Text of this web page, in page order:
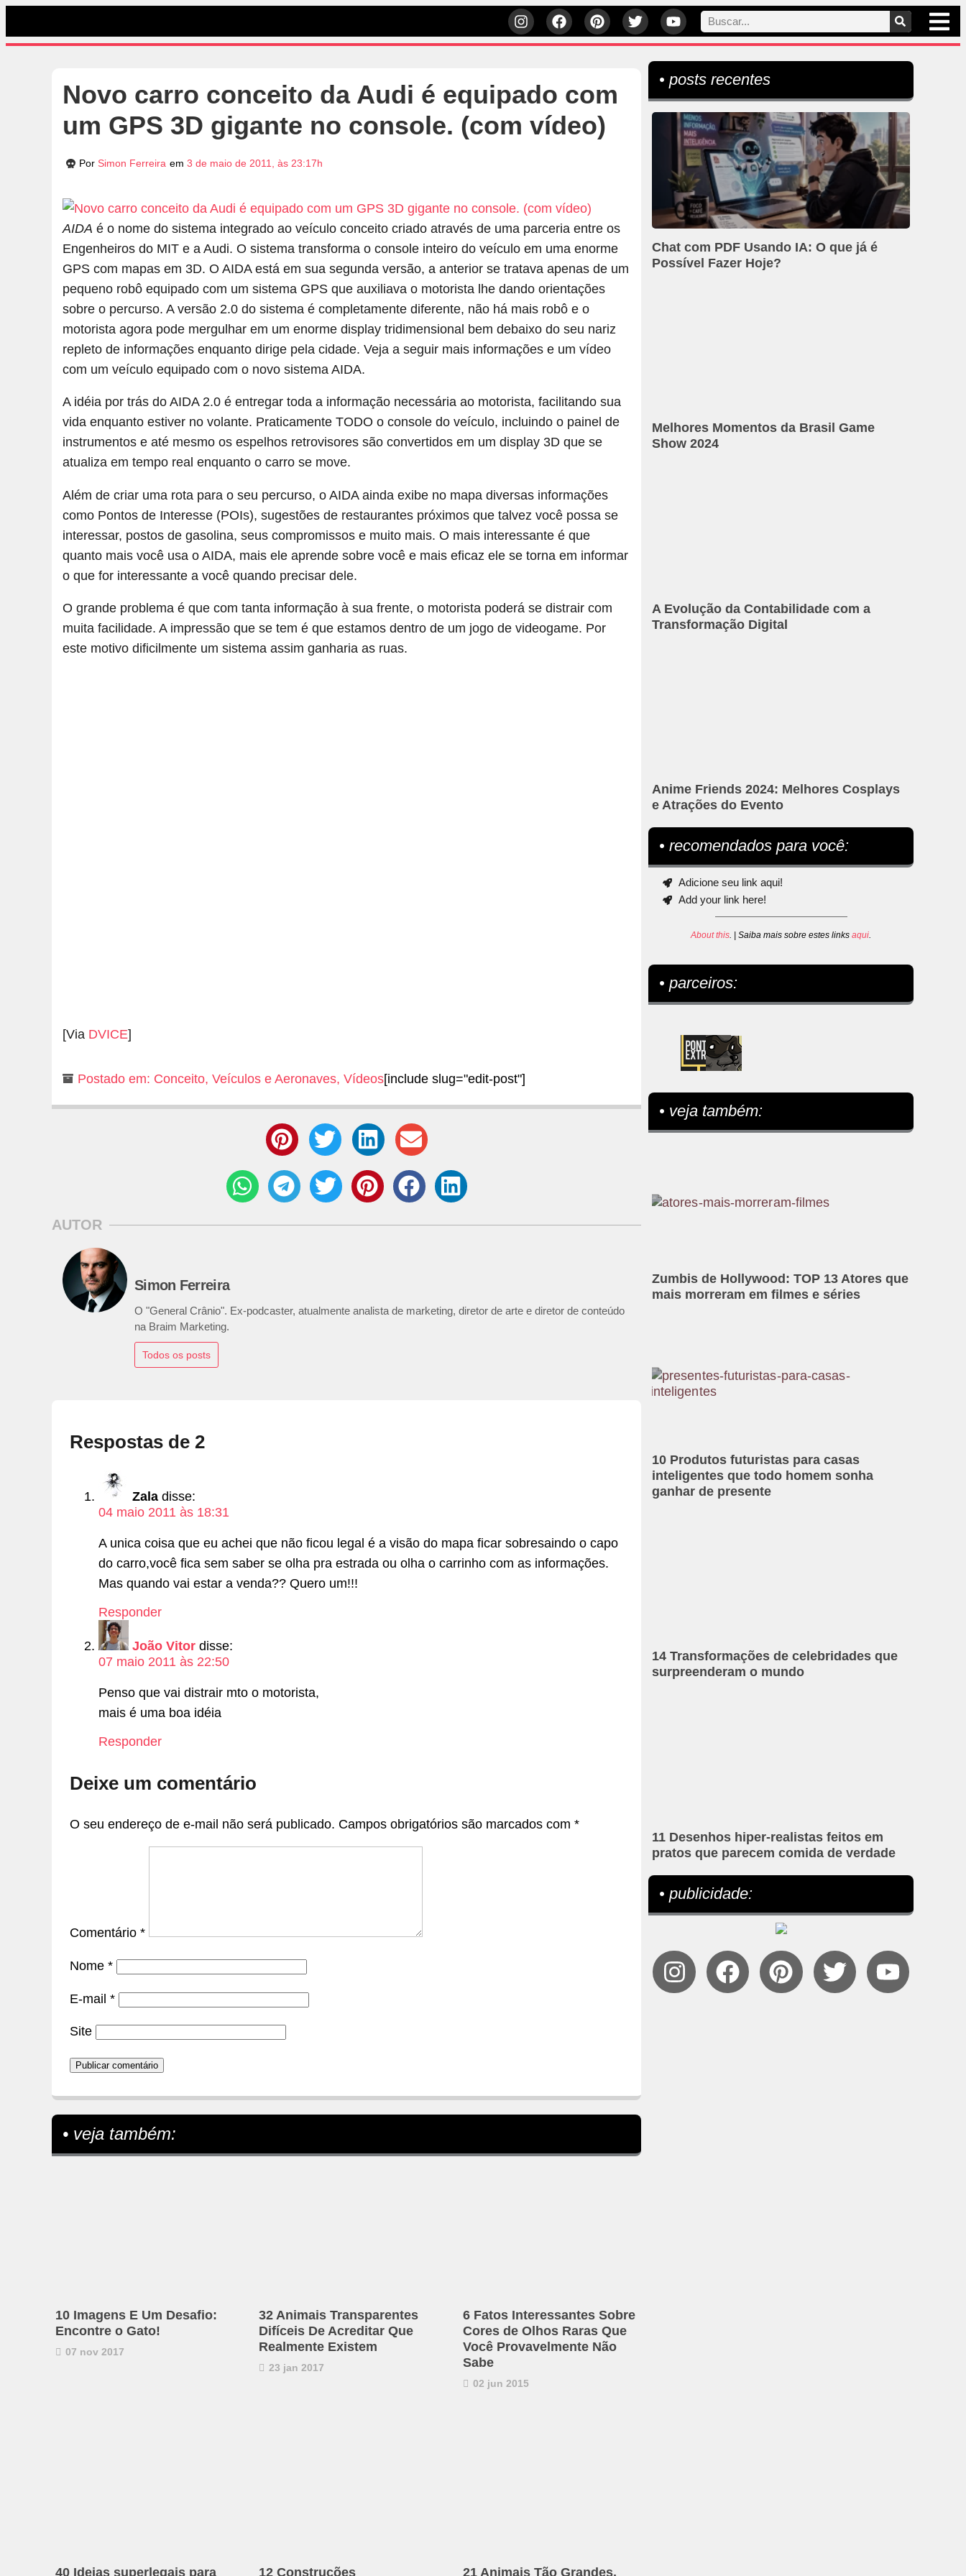
Novo carro conceito da Audi é equipado com
um GPS 3D gigante no console. (com vídeo)
Por Simon Ferreira em 3 de maio de 2011, às 23:17h
AIDA é o nome do sistema integrado ao veículo conceito criado através de uma parceria entre os
Engenheiros do MIT e a Audi. O sistema transforma o console inteiro do veículo em uma enorme
GPS com mapas em 3D. O AIDA está em sua segunda versão, a anterior se tratava apenas de um
pequeno robô equipado com um sistema GPS que auxiliava o motorista lhe dando orientações
sobre o percurso. A versão 2.0 do sistema é completamente diferente, não há mais robô e o
motorista agora pode mergulhar em um enorme display tridimensional bem debaixo do seu nariz
repleto de informações enquanto dirige pela cidade. Veja a seguir mais informações e um vídeo
com um veículo equipado com o novo sistema AIDA.
A idéia por trás do AIDA 2.0 é entregar toda a informação necessária ao motorista, facilitando sua
vida enquanto estiver no volante. Praticamente TODO o console do veículo, incluindo o painel de
instrumentos e até mesmo os espelhos retrovisores são convertidos em um display 3D que se
atualiza em tempo real enquanto o carro se move.
Além de criar uma rota para o seu percurso, o AIDA ainda exibe no mapa diversas informações
como Pontos de Interesse (POIs), sugestões de restaurantes próximos que talvez você possa se
interessar, postos de gasolina, seus compromissos e muito mais. O mais interessante é que
quanto mais você usa o AIDA, mais ele aprende sobre você e mais eficaz ele se torna em informar
o que for interessante a você quando precisar dele.
O grande problema é que com tanta informação à sua frente, o motorista poderá se distrair com
muita facilidade. A impressão que se tem é que estamos dentro de um jogo de videogame. Por
este motivo dificilmente um sistema assim ganharia as ruas.
[Via DVICE]
Postado em: Conceito, Veículos e Aeronaves, Vídeos[include slug="edit-post"]
AUTOR
Simon Ferreira
O "General Crânio". Ex-podcaster, atualmente analista de marketing, diretor de arte e diretor de conteúdo
na Braim Marketing.
Todos os posts
Respostas de 2
Zala disse:
04 maio 2011 às 18:31
A unica coisa que eu achei que não ficou legal é a visão do mapa ficar sobresaindo o capo
do carro,você fica sem saber se olha pra estrada ou olha o carrinho com as informações.
Mas quando vai estar a venda?? Quero um!!!
Responder
João Vitor disse:
07 maio 2011 às 22:50
Penso que vai distrair mto o motorista,
mais é uma boa idéia
Responder
Deixe um comentário
O seu endereço de e-mail não será publicado. Campos obrigatórios são marcados com *
Comentário *
Nome *
E-mail *
Site
• veja também:
10 Imagens E Um Desafio:
Encontre o Gato!
07 nov 2017
32 Animais Transparentes
Difíceis De Acreditar Que
Realmente Existem
23 jan 2017
6 Fatos Interessantes Sobre
Cores de Olhos Raras Que
Você Provavelmente Não
Sabe
02 jun 2015
40 Ideias superlegais para 12 Construções 21 Animais Tão Grandes,
• posts recentes
Chat com PDF Usando IA: O que já é
Possível Fazer Hoje?
Melhores Momentos da Brasil Game
Show 2024
A Evolução da Contabilidade com a
Transformação Digital
Anime Friends 2024: Melhores Cosplays
e Atrações do Evento
• recomendados para você:
Adicione seu link aqui!
Add your link here!
About this. | Saiba mais sobre estes linksaqui.
• parceiros:
• veja também:
Zumbis de Hollywood: TOP 13 Atores que
mais morreram em filmes e séries
10 Produtos futuristas para casas
inteligentes que todo homem sonha
ganhar de presente
14 Transformações de celebridades que
surpreenderam o mundo
11 Desenhos hiper-realistas feitos em
pratos que parecem comida de verdade
• publicidade: